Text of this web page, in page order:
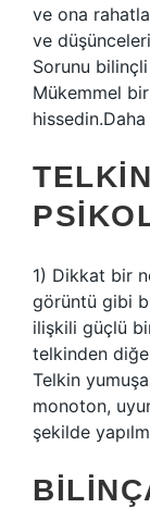
ve ona
ve
Sorunu
Mükemmel
1) Dikkat bir
görüntü gibi
ilişkili güçlü
telkinden
Telkin
monoton,
şekilde